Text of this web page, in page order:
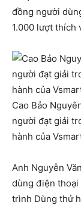
đồng người
1.000 lượt thích
Cao Bảo
người đạt giải
hành của
Anh Nguyễn
dùng điện thoại
trình Dùng thử